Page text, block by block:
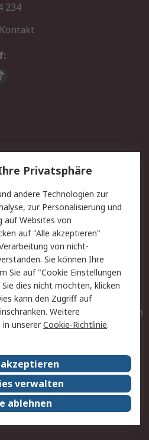
234
Lieferlösungen
Kontakt
Privatkunden
Datenschutz
Zahlungsbedingungen
Entsorgung
Elektrogeräte/Batterien
RS weltweit
Nachhaltigkeit
Presse-Center
Privatsphäre
andere Technologien zur
zur Personalisierung und
auf Websites von
auf "Alle akzeptieren"
von nicht-
Sie können Ihre
Sie auf "Cookie Einstellungen
dies nicht möchten, klicken
kann den Zugriff auf
Weitere
unsererCookie-Richtlinie.
verwalten
ablehnen